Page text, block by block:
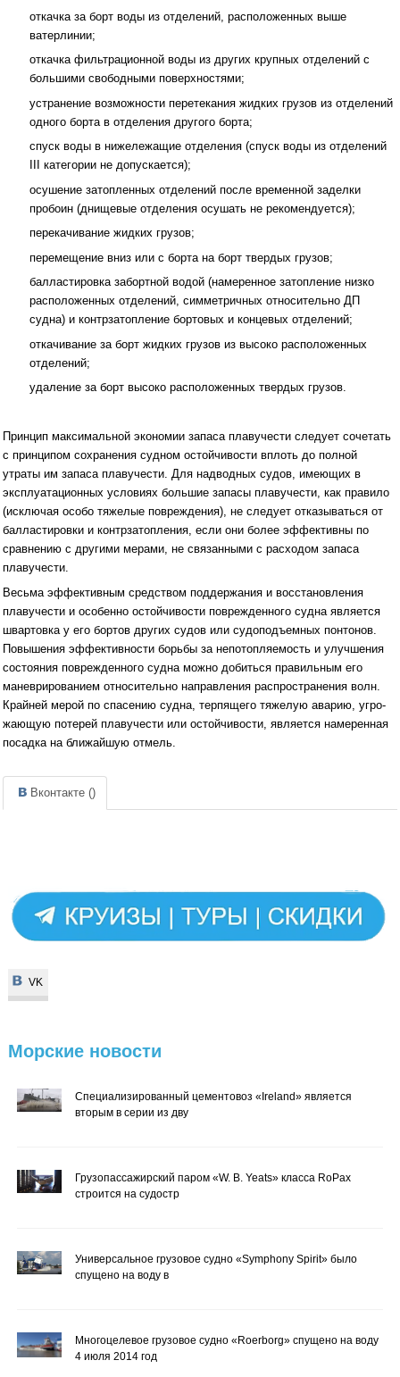
откачка за борт воды из отделений, расположен­ных выше
ватерлинии;
откачка фильтрационной воды из других круп­ных отделений с
большими свободными поверхно­стями;
устранение возможности перетекания жидких гру­зов из отделений
одного борта в отделения другого борта;
спуск воды в нижележащие отделения (спуск во­ды из отделений
III категории не допускается);
осушение затопленных отделений после временной заделки
пробоин (днищевые отделения осушать не ре­комендуется);
перекачивание жидких грузов;
перемещение вниз или с борта на борт твердых грузов;
балластировка забортной водой (намеренное за­топление низко
расположенных отделений, симметрич­ных относительно ДП
судна) и контрзатопление бор­товых и концевых отделений;
откачивание за борт жидких грузов из высоко расположенных
отделений;
удаление за борт высоко расположенных твердых грузов.
Принцип максимальной экономии запаса плавучести следует сочетать
с принципом сохранения судном остойчивости вплоть до полной
утраты им запаса пла­вучести. Для надводных судов, имеющих в
эксплуатационных условиях большие запасы плавучести, как правило
(исключая особо тя­желые повреждения), не следует отказываться от
бал­ластировки и контрзатопления, если они более эффек­тивны по
сравнению с другими мерами, не связанными с расходом запаса
плавучести.
Весьма эффективным средством поддержания и вос­становления
плавучести и особенно остойчивости по­врежденного судна является
швартовка у его бортов других судов или судоподъемных понтонов.
Повышения эф­фективности борьбы за непотопляемость и улучшения
состояния поврежденного судна можно добиться правильным его
маневрированием относительно направления распространения волн.
Крайней мерой по спасению судна, терпящего тяжелую аварию, угро­
жающую потерей плавучести или остойчивости, явля­ется намеренная
посадка на ближайшую отмель.
Вконтакте ()
VK
VK
Морские новости
Специализированный цементовоз «Ireland» является
вторым в серии из дву
Грузопассажирский паром «W. B. Yeats» класса RoPax
строится на судостр
Универсальное грузовое судно «Symphony Spirit» было
спущено на воду в
Многоцелевое грузовое судно «Roerborg» спущено на воду
4 июля 2014 год